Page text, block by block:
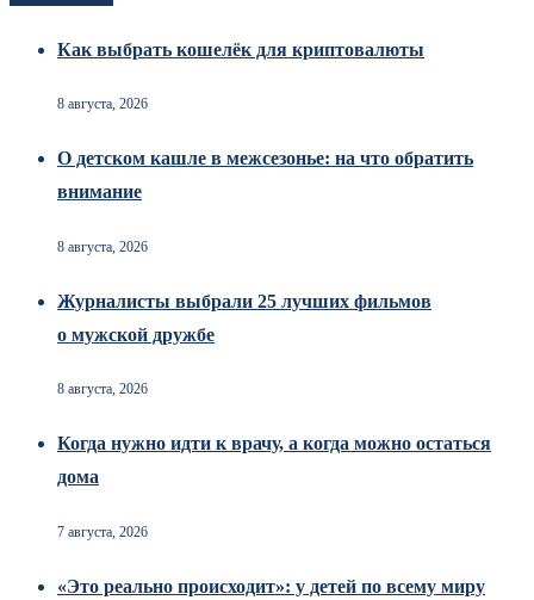
Как выбрать кошелёк для криптовалюты
8 августа, 2026
О детском кашле в межсезонье: на что обратить
внимание
8 августа, 2026
Журналисты выбрали 25 лучших фильмов
о мужской дружбе
8 августа, 2026
Когда нужно идти к врачу, а когда можно остаться
дома
7 августа, 2026
«Это реально происходит»: у детей по всему миру